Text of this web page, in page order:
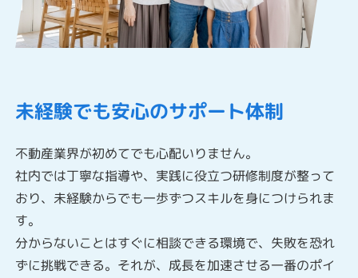
未経験でも安心のサポート体制
不動産業界が初めてでも心配いりません。
社内では丁寧な指導や、実践に役立つ研修制度が整って
おり、未経験からでも一歩ずつスキルを身につけられま
す。
分からないことはすぐに相談できる環境で、失敗を恐れ
ずに挑戦できる。それが、成長を加速させる一番のポイ